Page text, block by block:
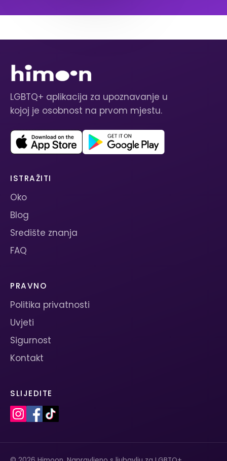
LGBTQ+ aplikacija za upoznavanje u
kojoj je osobnost na prvom mjestu.
ISTRAŽITI
Oko
Blog
Središte znanja
FAQ
PRAVNO
Politika privatnosti
Uvjeti
Sigurnost
Kontakt
SLIJEDITE